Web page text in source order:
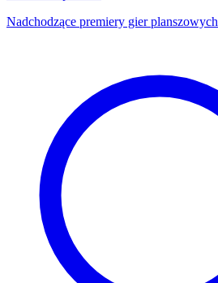
Nadchodzące premiery gier planszowych